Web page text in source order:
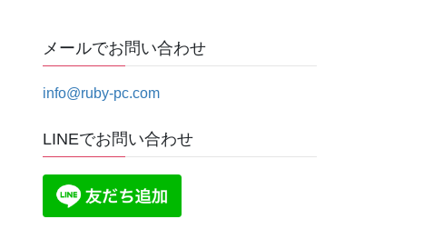
メールでお問い合わせ
info@ruby-pc.com
LINEでお問い合わせ